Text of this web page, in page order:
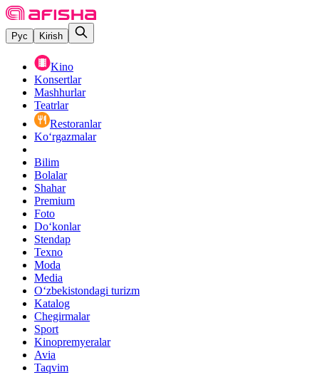
Рус Kirish
Kino
Konsertlar
Mashhurlar
Teatrlar
Restoranlar
Ko‘rgazmalar
Bilim
Bolalar
Shahar
Premium
Foto
Do‘konlar
Stendap
Texno
Moda
Media
O‘zbekistondagi turizm
Katalog
Chegirmalar
Sport
Kinopremyeralar
Avia
Taqvim